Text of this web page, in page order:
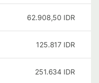
62.908,50 IDR
125.817 IDR
251.634 IDR